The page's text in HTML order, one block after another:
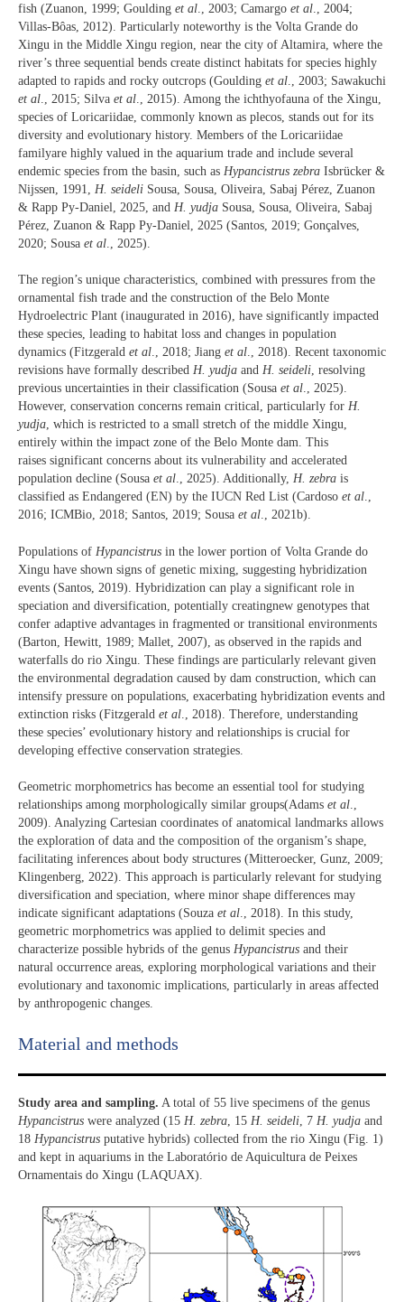
fish (Zuanon, 1999; Goulding et al ., 2003; Camargo et al ., 2004;
Villas-Bôas, 2012). Particularly noteworthy is the Volta Grande do
Xingu in the Middle Xingu region, near the city of Altamira, where the
river’s three sequential bends create distinct habitats for species highly
adapted to rapids and rocky outcrops (Goulding et al ., 2003; Sawakuchi
et al ., 2015; Silva et al ., 2015). Among the ichthyofauna of the Xingu,
species of Loricariidae, commonly known as plecos, stands out for its
diversity and evolutionary history. Members of the Loricariidae
familyare highly valued in the aquarium trade and include several
endemic species from the basin, such as Hypancistrus zebra Isbrücker &
Nijssen, 1991, H. seideli Sousa, Sousa, Oliveira, Sabaj Pérez, Zuanon
& Rapp Py-Daniel, 2025, and H. yudja Sousa, Sousa, Oliveira, Sabaj
Pérez, Zuanon & Rapp Py-Daniel, 2025 (Santos, 2019; Gonçalves,
2020; Sousa et al ., 2025).
The region’s unique characteristics, combined with pressures from the
ornamental fish trade and the construction of the Belo Monte
Hydroelectric Plant (inaugurated in 2016), have significantly impacted
these species, leading to habitat loss and changes in population
dynamics (Fitzgerald et al., 2018; Jiang et al., 2018). Recent taxonomic
revisions have formally described H. yudja and H. seideli, resolving
previous uncertainties in their classification (Sousa et al., 2025).
However, conservation concerns remain critical, particularly for H.
yudja, which is restricted to a small stretch of the middle Xingu,
entirely within the impact zone of the Belo Monte dam. This
raises significant concerns about its vulnerability and accelerated
population decline (Sousa et al., 2025). Additionally, H. zebra is
classified as Endangered (EN) by the IUCN Red List (Cardoso et al.,
2016; ICMBio, 2018; Santos, 2019; Sousa et al., 2021b).
Populations of Hypancistrus in the lower portion of Volta Grande do
Xingu have shown signs of genetic mixing, suggesting hybridization
events (Santos, 2019). Hybridization can play a significant role in
speciation and diversification, potentially creatingnew genotypes that
confer adaptive advantages in fragmented or transitional environments
(Barton, Hewitt, 1989; Mallet, 2007), as observed in the rapids and
waterfalls do rio Xingu. These findings are particularly relevant given
the environmental degradation caused by dam construction, which can
intensify pressure on populations, exacerbating hybridization events and
extinction risks (Fitzgerald et al ., 2018). Therefore, understanding
these species’ evolutionary history and relationships is crucial for
developing effective conservation strategies.
Geometric morphometrics has become an essential tool for studying
relationships among morphologically similar groups(Adams et al.,
2009). Analyzing Cartesian coordinates of anatomical landmarks allows
the exploration of data and the composition of the organism’s shape,
facilitating inferences about body structures (Mitteroecker, Gunz, 2009;
Klingenberg, 2022). This approach is particularly relevant for studying
diversification and speciation, where minor shape differences may
indicate significant adaptations (Souza et al., 2018). In this study,
geometric morphometrics was applied to delimit species and
characterize possible hybrids of the genus Hypancistrus and their
natural occurrence areas, exploring morphological variations and their
evolutionary and taxonomic implications, particularly in areas affected
by anthropogenic changes.
Material and methods
Study area and sampling. A total of 55 live specimens of the genus
Hypancistrus were analyzed (15 H. zebra, 15 H. seideli, 7 H. yudja and
18 Hypancistrus putative hybrids) collected from the rio Xingu (Fig. 1)
and kept in aquariums in the Laboratório de Aquicultura de Peixes
Ornamentais do Xingu (LAQUAX).